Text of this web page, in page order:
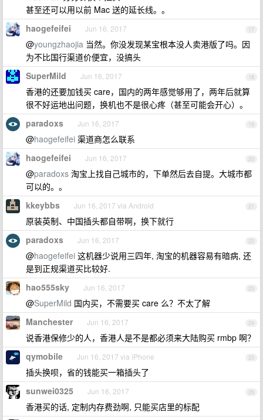
甚至还可以用以前 Mac 送的延长线。。
17
haogefeifei Jun 16, 2017
@youngzhaojia 当然。你没发现某宝根本没人卖港版了吗。因
为不比国行渠道价便宜，没搞头
18
SuperMild Jun 16, 2017
香港的还要加钱买 care，国内的两年感觉够用了，两年后就算
很不好运地出问题，换机也不是很心疼（甚至可能会开心）。
19
paradoxs Jun 16, 2017
@haogefeifei 渠道商怎么联系
20
haogefeifei Jun 16, 2017
@paradoxs 淘宝上找自己城市的，下单然后去自提。大城市都
可以的。。
21
kkeybbs Jun 16, 2017 via Android
原装英制、中国插头都自带啊，换下就行
22
paradoxs Jun 16, 2017
@haogefeifei 这机器少说用三四年, 淘宝的机器容易有暗病, 还
是到正规渠道买比较好.
23
hao555sky Jun 16, 2017
@SuperMild 国内买，不需要买 care 么？不太了解
24
Manchester Jun 16, 2017
说香港保修少的人，香港人是不是都必须来大陆购买 rmbp 啊？
25
qymobile Jun 16, 2017 via iPhone
插头换呗，省的钱能买一箱插头了
26
sunwei0325 Jun 16, 2017
香港买的话, 定制内存费劲啊, 只能买店里的标配